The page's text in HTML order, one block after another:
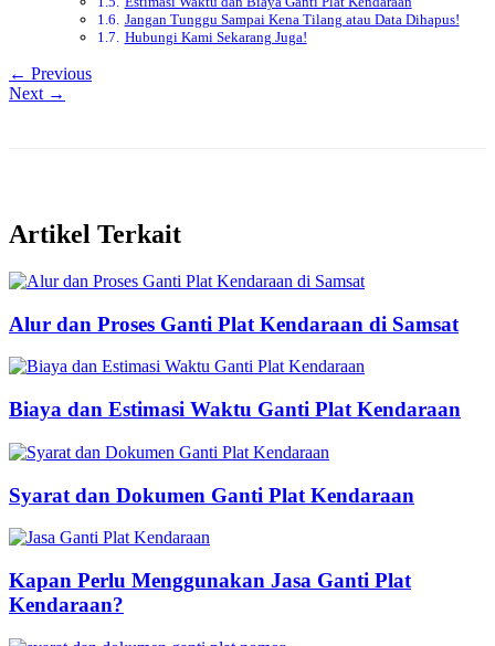
Jangan Tunggu Sampai Kena Tilang atau Data Dihapus!
Hubungi Kami Sekarang Juga!
← Previous
Next →
Artikel Terkait
Alur dan Proses Ganti Plat Kendaraan di Samsat
Biaya dan Estimasi Waktu Ganti Plat Kendaraan
Syarat dan Dokumen Ganti Plat Kendaraan
Kapan Perlu Menggunakan Jasa Ganti Plat
Kendaraan?